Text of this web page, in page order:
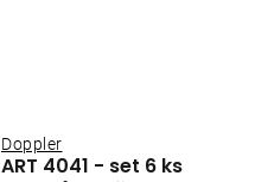
ART 4041 - set 6 ks
Doppler